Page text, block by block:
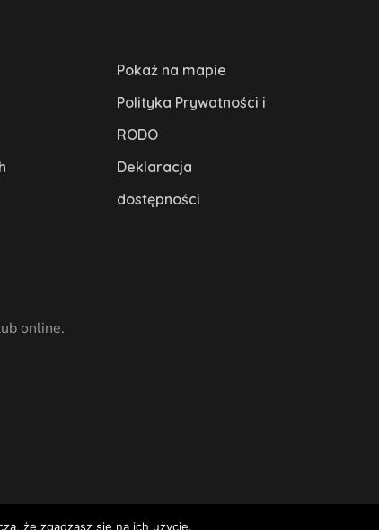
Pokaż na mapie
Polityka Prywatności i
RODO
Deklaracja
dostępności
online.
że zgadzasz się na ich użycie.